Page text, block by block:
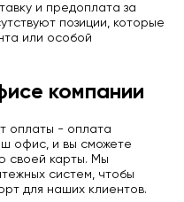
и предоплата за
позиции, которые
или особой
компании
оплаты - оплата
офис, и вы сможете
своей карты. Мы
систем, чтобы
для наших клиентов.